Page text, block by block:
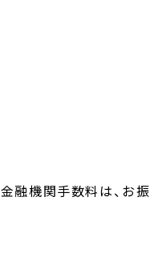
機関手数料は、お